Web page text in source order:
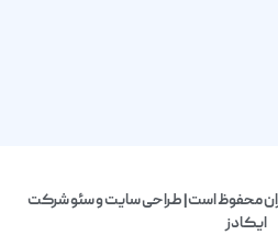
محفوظ است| طراحی سایت و سئو شرکت
ایکادز